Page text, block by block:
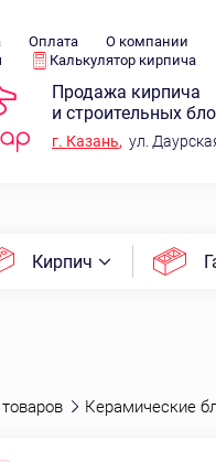
Оплата О компании
Калькулятор кирпича
Продажа кирпича
и строительных
г. Казань, ул.
Кирпич
Керамические